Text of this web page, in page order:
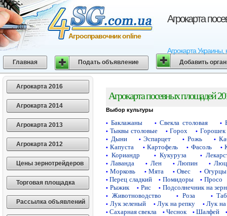
Агрокарта
Агрокарта
Агросправочник online
Главная Подать объявление Добавить
Агрокарта 2016
Агрокарта 2014
Агрокарта 2013
Агрокарта 2012
Цены зернотрейдеров
Торговая площадка
Рассылка объявлений
Агрокарта посевных площадей
Выбор культуры
• Баклажаны • Свекла столовая •
• Тыквы столовые • Горох • Горошек
• Дыни • Эспарцет • Рожь •
• Капуста • Картофель • Фасоль •
• Кориандр • Кукуруза •
• Лаванда • Лен • Люпин •
• Морковь • Мята • Овес • Огурцы
• Перец сладкий • Помидоры • Просо
• Рыжик • Рис • Подсолнечник на
• Животноводство • Роза •
• Лук зеленый • Лук на репку • Лук на
• Сахарная свекла • Чеснок • Шалфей •